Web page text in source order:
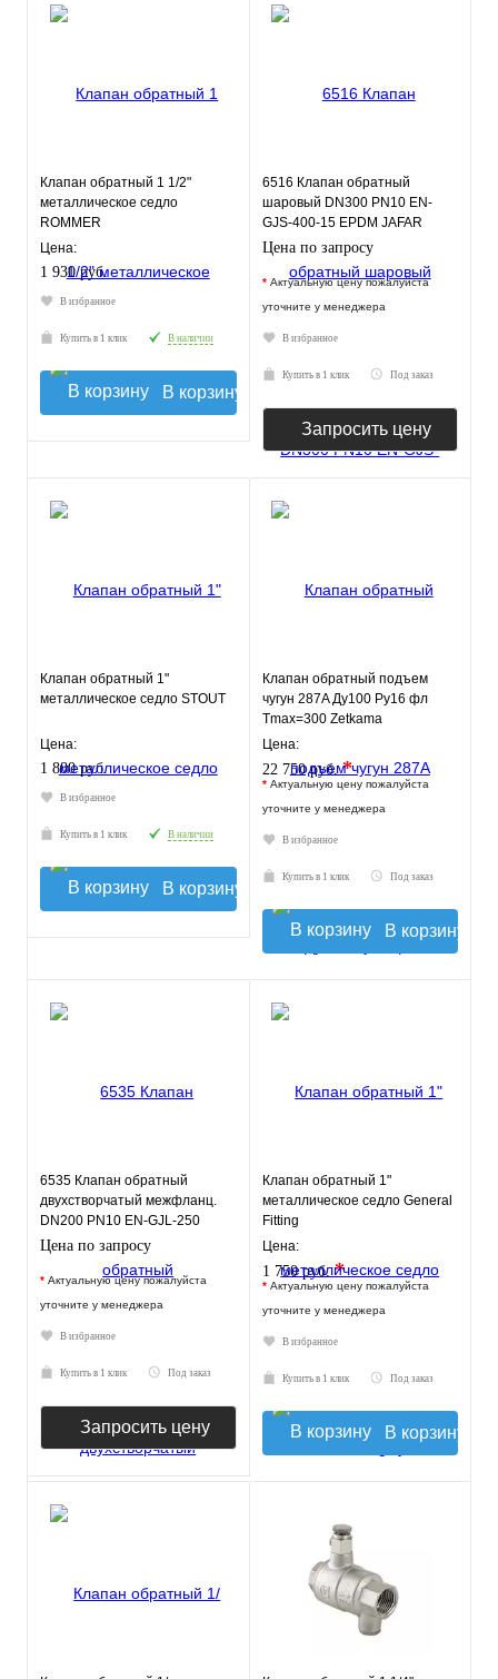
Клапан обратный 1 1/2"
металлическое седло
ROMMER
Цена:
1 930 руб.
В избранное
Купить в 1 клик В наличии
В корзину
6516 Клапан обратный
шаровый DN300 PN10 EN-
GJS-400-15 EPDM JAFAR
Цена по запросу
* Актуальную цену пожалуйста
уточните у менеджера
В избранное
Купить в 1 клик Под заказ
Запросить цену
Клапан обратный 1"
металлическое седло STOUT
Цена:
1 880 руб.
В избранное
Купить в 1 клик В наличии
В корзину
Клапан обратный подъем
чугун 287A Ду100 Ру16 фл
Tmax=300 Zetkama
287A100C31
Цена:
22 750 руб.*
* Актуальную цену пожалуйста
уточните у менеджера
В избранное
Купить в 1 клик Под заказ
В корзину
6535 Клапан обратный
двухстворчатый межфланц.
DN200 PN10 EN-GJL-250
нерж.сталь EPDM JAFAR
Цена по запросу
* Актуальную цену пожалуйста
уточните у менеджера
В избранное
Купить в 1 клик Под заказ
Запросить цену
Клапан обратный 1"
металлическое седло General
Fitting
Цена:
1 750 руб.*
* Актуальную цену пожалуйста
уточните у менеджера
В избранное
Купить в 1 клик Под заказ
В корзину